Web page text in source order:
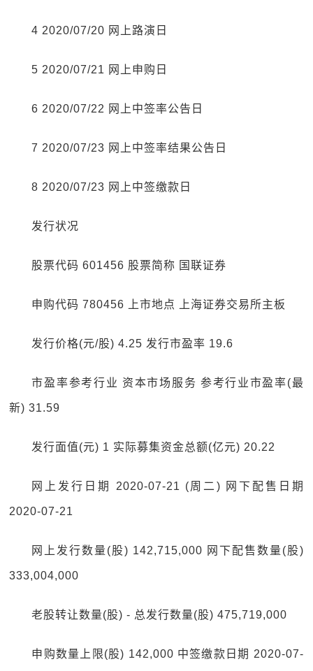
4 2020/07/20 网上路演日
5 2020/07/21 网上申购日
6 2020/07/22 网上中签率公告日
7 2020/07/23 网上中签率结果公告日
8 2020/07/23 网上中签缴款日
发行状况
股票代码 601456 股票简称 国联证券
申购代码 780456 上市地点 上海证券交易所主板
发行价格(元/股) 4.25 发行市盈率 19.6
市盈率参考行业 资本市场服务 参考行业市盈率(最
新) 31.59
发行面值(元) 1 实际募集资金总额(亿元) 20.22
网上发行日期 2020-07-21 (周二) 网下配售日期
2020-07-21
网上发行数量(股) 142,715,000 网下配售数量(股)
333,004,000
老股转让数量(股) - 总发行数量(股) 475,719,000
申购数量上限(股) 142,000 中签缴款日期 2020-07-